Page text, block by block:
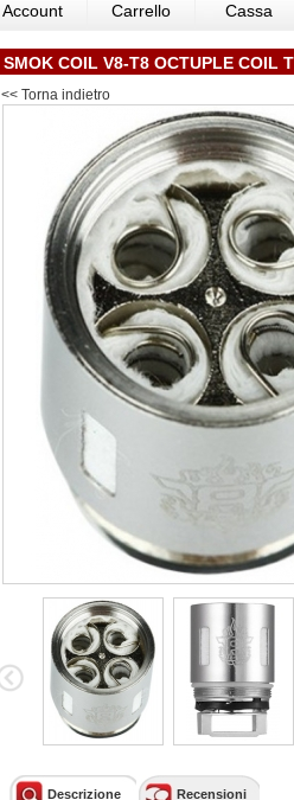
Account Carrello Cassa
SMOK COIL V8-T8 OCTUPLE COIL
<< Torna indietro
Descrizione Recensioni